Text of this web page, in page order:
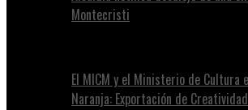
Montecristi
El MICM y el Ministerio de Cultura
Naranja: Exportación de